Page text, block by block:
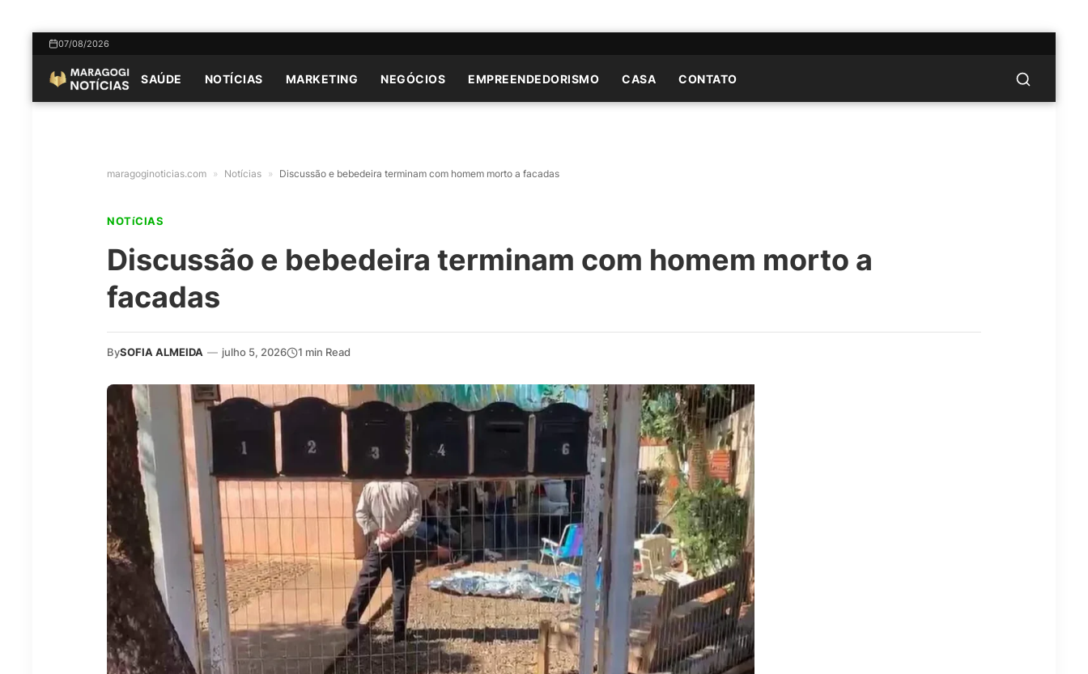
07/08/2026
SAÚDE NOTÍCIAS MARKETING NEGÓCIOS EMPREENDEDORISMO CASA CONTATO
maragoginoticias.com » Notícias » Discussão e bebedeira terminam com homem morto a facadas
NOTíCIAS
Discussão e bebedeira terminam com homem morto a
facadas
BySOFIA ALMEIDA — julho 5, 2026 1 min Read